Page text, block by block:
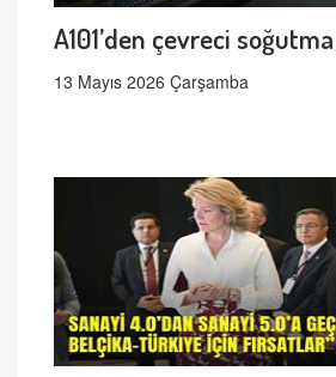
A101’den çevreci
13 Mayıs 2026 Çarşamba